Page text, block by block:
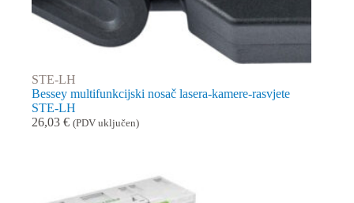
STE-LH
Bessey multifunkcijski nosač lasera-kamere-rasvjete
STE-LH
26,03 € (PDV uključen)